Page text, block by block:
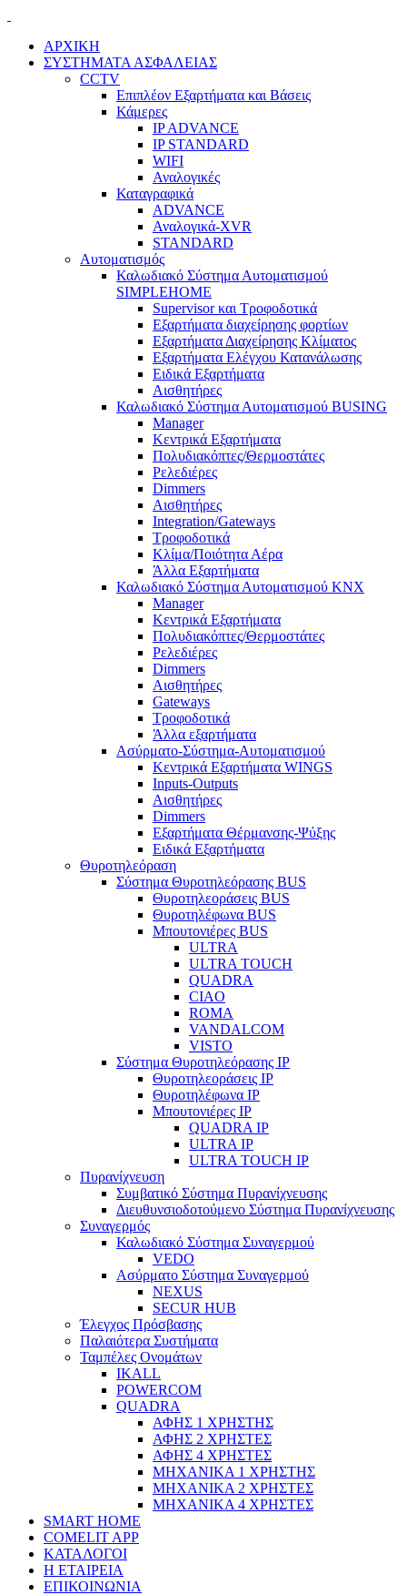
ΑΡΧΙΚΗ
ΣΥΣΤΗΜΑΤΑ ΑΣΦΑΛΕΙΑΣ
CCTV
Επιπλέον Εξαρτήματα και Βάσεις
Κάμερες
IP ADVANCE
IP STANDARD
WIFI
Αναλογικές
Καταγραφικά
ADVANCE
Αναλογικά-XVR
STANDARD
Αυτοματισμός
Καλωδιακό Σύστημα Αυτοματισμού
SIMPLEHOME
Supervisor και Τροφοδοτικά
Εξαρτήματα διαχείρησης φορτίων
Εξαρτήματα Διαχείρησης Κλίματος
Εξαρτήματα Ελέγχου Κατανάλωσης
Ειδικά Εξαρτήματα
Αισθητήρες
Καλωδιακό Σύστημα Αυτοματισμού BUSING
Manager
Κεντρικά Εξαρτήματα
Πολυδιακόπτες/Θερμοστάτες
Ρελεδιέρες
Dimmers
Αισθητήρες
Integration/Gateways
Τροφοδοτικά
Κλίμα/Ποιότητα Αέρα
Άλλα Εξαρτήματα
Καλωδιακό Σύστημα Αυτοματισμού KNX
Manager
Κεντρικά Εξαρτήματα
Πολυδιακόπτες/Θερμοστάτες
Ρελεδιέρες
Dimmers
Αισθητήρες
Gateways
Τροφοδοτικά
Άλλα εξαρτήματα
Ασύρματο-Σύστημα-Αυτοματισμού
Κεντρικά Εξαρτήματα WINGS
Inputs-Outputs
Αισθητήρες
Dimmers
Εξαρτήματα Θέρμανσης-Ψύξης
Ειδικά Εξαρτήματα
Θυροτηλεόραση
Σύστημα Θυροτηλεόρασης BUS
Θυροτηλεοράσεις BUS
Θυροτηλέφωνα BUS
Μπουτονιέρες BUS
ULTRA
ULTRA TOUCH
QUADRA
CIAO
ROMA
VANDALCOM
VISTO
Σύστημα Θυροτηλεόρασης IP
Θυροτηλεοράσεις IP
Θυροτηλέφωνα IP
Μπουτονιέρες IP
QUADRA IP
ULTRA IP
ULTRA TOUCH IP
Πυρανίχνευση
Συμβατικό Σύστημα Πυρανίχνευσης
Διευθυνσιοδοτούμενο Σύστημα Πυρανίχνευσης
Συναγερμός
Καλωδιακό Σύστημα Συναγερμού
VEDO
Ασύρματο Σύστημα Συναγερμού
NEXUS
SECUR HUB
Έλεγχος Πρόσβασης
Παλαιότερα Συστήματα
Ταμπέλες Ονομάτων
IKALL
POWERCOM
QUADRA
ΑΦΗΣ 1 ΧΡΗΣΤΗΣ
ΑΦΗΣ 2 ΧΡΗΣΤΕΣ
ΑΦΗΣ 4 ΧΡΗΣΤΕΣ
ΜΗΧΑΝΙΚΑ 1 ΧΡΗΣΤΗΣ
ΜΗΧΑΝΙΚΑ 2 ΧΡΗΣΤΕΣ
ΜΗΧΑΝΙΚΑ 4 ΧΡΗΣΤΕΣ
SMART HOME
COMELIT APP
ΚΑΤΑΛΟΓΟΙ
Η ΕΤΑΙΡΕΙΑ
ΕΠΙΚΟΙΝΩΝΙΑ